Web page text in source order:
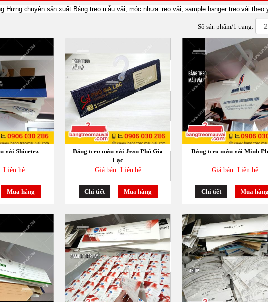
Hưng chuyên sản xuất Bảng treo mẫu vải, móc nhựa treo vải, sample hanger treo vải theo
Số sản phẩm/1 trang:
vải Shinetex
Liên hệ
Mua hàng
Bảng treo mẫu vải Jean Phú Gia
Lạc
Giá bán: Liên hệ
Chi tiết Mua hàng
Bảng treo mẫu vải Minh
Giá bán: Liên hệ
Chi tiết Mua hàng